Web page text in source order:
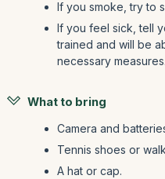
If you smoke, try to
If you feel sick, tell
trained and will be
necessary measures.
What to bring
Camera and
Tennis shoes or
A hat or cap.